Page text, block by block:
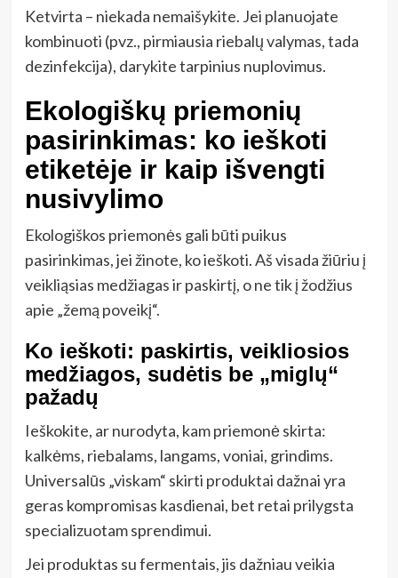
Ketvirta – niekada nemaišykite. Jei planuojate
kombinuoti (pvz., pirmiausia riebalų valymas, tada
dezinfekcija), darykite tarpinius nuplovimus.
Ekologiškų priemonių
pasirinkimas: ko ieškoti
etiketėje ir kaip išvengti
nusivylimo
Ekologiškos priemonės gali būti puikus
pasirinkimas, jei žinote, ko ieškoti. Aš visada žiūriu į
veikliąsias medžiagas ir paskirtį, o ne tik į žodžius
apie „žemą poveikį“.
Ko ieškoti: paskirtis, veikliosios
medžiagos, sudėtis be „miglų“
pažadų
Ieškokite, ar nurodyta, kam priemonė skirta:
kalkėms, riebalams, langams, voniai, grindims.
Universalūs „viskam“ skirti produktai dažnai yra
geras kompromisas kasdienai, bet retai prilygsta
specializuotam sprendimui.
Jei produktas su fermentais, jis dažniau veikia